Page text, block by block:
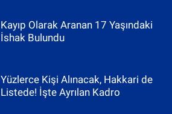
Kayıp Olarak Aranan 17 Yaşındaki
İshak Bulundu
Yüzlerce Kişi Alınacak, Hakkari de
Listede! İşte Ayrılan Kadro